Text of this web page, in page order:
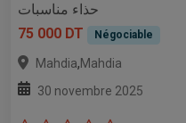
حذاء مناسبات
75 000 DT
Négociable
Mahdia,Mahdia
30 novembre 2025